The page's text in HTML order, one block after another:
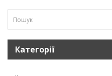
Категорії